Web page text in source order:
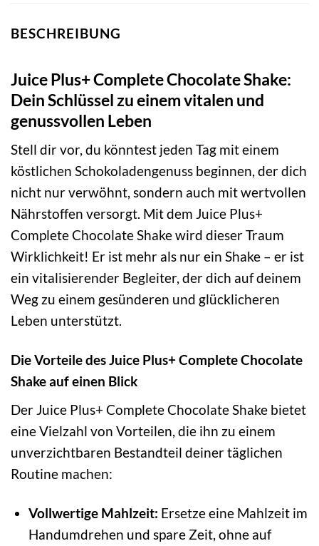
BESCHREIBUNG
Juice Plus+ Complete Chocolate Shake:
Dein Schlüssel zu einem vitalen und
genussvollen Leben
Stell dir vor, du könntest jeden Tag mit einem
köstlichen Schokoladengenuss beginnen, der dich
nicht nur verwöhnt, sondern auch mit wertvollen
Nährstoffen versorgt. Mit dem Juice Plus+
Complete Chocolate Shake wird dieser Traum
Wirklichkeit! Er ist mehr als nur ein Shake – er ist
ein vitalisierender Begleiter, der dich auf deinem
Weg zu einem gesünderen und glücklicheren
Leben unterstützt.
Die Vorteile des Juice Plus+ Complete Chocolate
Shake auf einen Blick
Der Juice Plus+ Complete Chocolate Shake bietet
eine Vielzahl von Vorteilen, die ihn zu einem
unverzichtbaren Bestandteil deiner täglichen
Routine machen:
Vollwertige Mahlzeit: Ersetze eine Mahlzeit im
Handumdrehen und spare Zeit, ohne auf